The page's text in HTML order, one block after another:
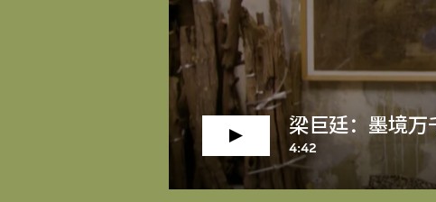
梁巨廷：墨境万
4:42